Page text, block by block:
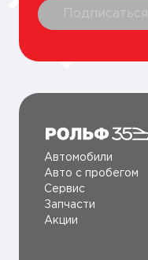
Подписаться
Автомобили
Авто c пробегом
Сервис
Запчасти
Акции